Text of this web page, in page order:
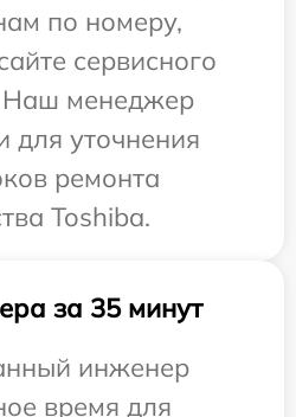
по номеру,
сервисного
Наш менеджер
для уточнения
ремонта
Toshiba.
за 35 минут
инженер
время для